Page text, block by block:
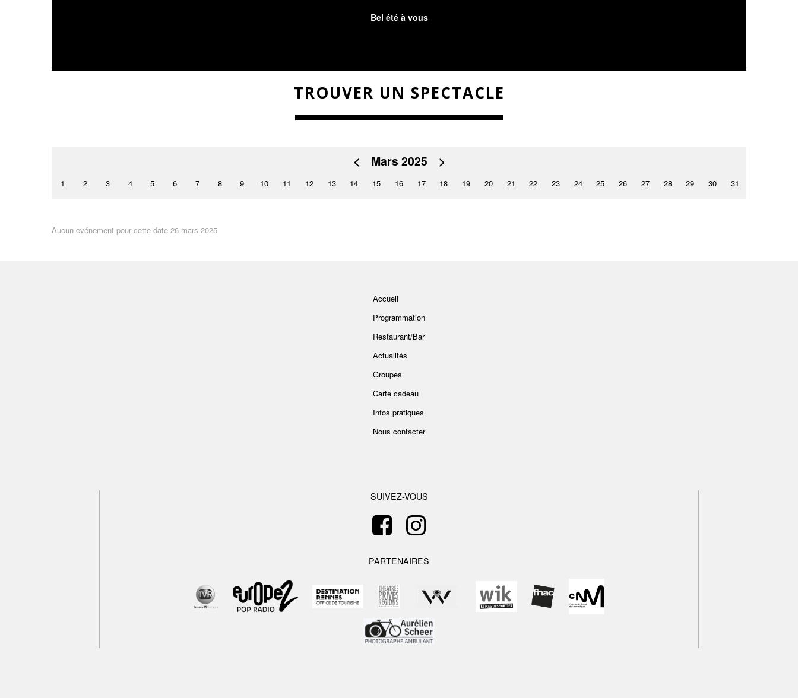
Bel été à vous
TROUVER UN SPECTACLE
< Mars 2025 >
1 2 3 4 5 6 7 8 9 10 11 12 13 14 15 16 17 18 19 20 21 22 23 24 25 26 27 28 29 30 31
Aucun evénement pour cette date 26 mars 2025
Accueil
Programmation
Restaurant/Bar
Actualités
Groupes
Carte cadeau
Infos pratiques
Nous contacter
SUIVEZ-VOUS
PARTENAIRES